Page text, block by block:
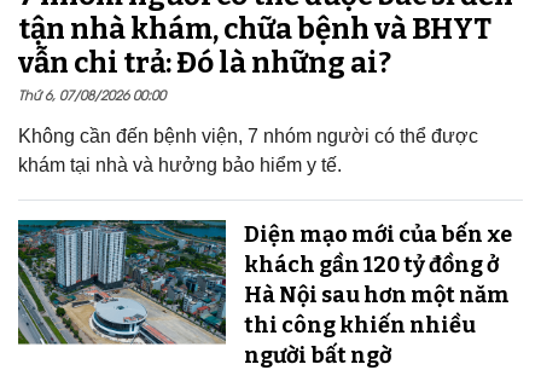
tận nhà khám, chữa bệnh và BHYT
vẫn chi trả: Đó là những ai?
Thứ 6, 07/08/2026 00:00
Không cần đến bệnh viện, 7 nhóm người có thể được
khám tại nhà và hưởng bảo hiểm y tế.
Diện mạo mới của bến xe
khách gần 120 tỷ đồng ở
Hà Nội sau hơn một năm
thi công khiến nhiều
người bất ngờ